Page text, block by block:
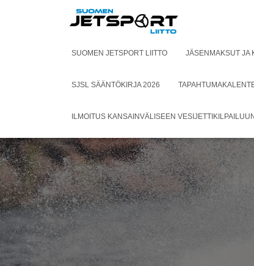
SUOMEN JETSPORT LIITTO JÄSENMAKSUT JA
SJSL SÄÄNTÖKIRJA 2026
ILMOITUS KANSAINVÄLISEEN